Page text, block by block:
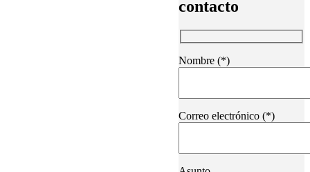
contacto
Nombre (*)
Correo electrónico (*)